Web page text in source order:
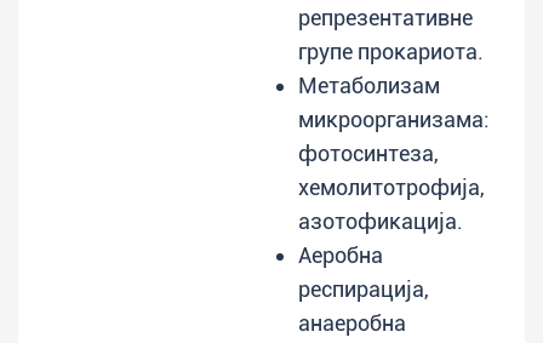
репрезентативне
групе прокариота.
Метаболизам
микроорганизама:
фотосинтеза,
хемолитотрофија,
азотофикација.
Аеробна
респирација,
анаеробна